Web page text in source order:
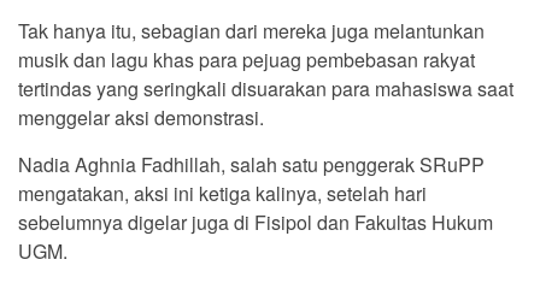
Tak hanya itu, sebagian dari mereka juga melantunkan
musik dan lagu khas para pejuag pembebasan rakyat
tertindas yang seringkali disuarakan para mahasiswa saat
menggelar aksi demonstrasi.
Nadia Aghnia Fadhillah, salah satu penggerak SRuPP
mengatakan, aksi ini ketiga kalinya, setelah hari
sebelumnya digelar juga di Fisipol dan Fakultas Hukum
UGM.